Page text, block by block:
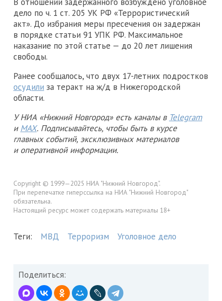
дело по ч. 1 ст. 205 УК РФ «Террористический
акт». До избрания меры пресечения он задержан
в порядке статьи 91 УПК РФ. Максимальное
наказание по этой статье — до 20 лет лишения
свободы.
Ранее сообщалось, что двух 17-летних подростков
осудили за теракт на ж/д в Нижегородской
области.
У НИА «Нижний Новгород» есть каналы в Telegram
и MAX. Подписывайтесь, чтобы быть в курсе
главных событий, эксклюзивных материалов
и оперативной информации.
Copyright © 1999—2025 НИА "Нижний Новгород".
При перепечатке гиперссылка на НИА "Нижний Новгород"
обязательна.
Настоящий ресурс может содержать материалы 18+
Теги: МВД Терроризм Уголовное дело
Поделиться: